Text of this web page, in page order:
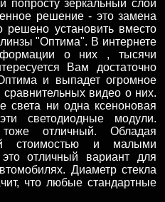
попросту зеркальный слой
решение - это замена
установить вместо
"Оптима". В интернете
о них , тысячи
Вам достаточно
и выпадет огромное
видео о них.
света ни одна ксеноновая
светодиодные модули.
отличный. Обладая
стоимостью и малыми
отличный вариант для
Диаметр стекла
что любые стандартные